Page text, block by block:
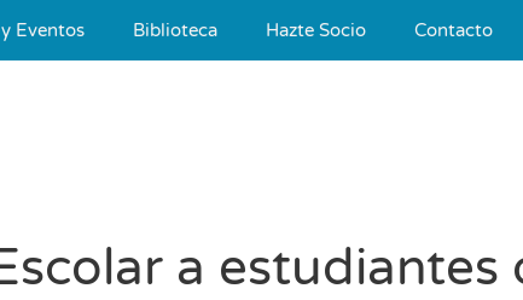
Eventos Biblioteca Hazte Socio Contacto
a